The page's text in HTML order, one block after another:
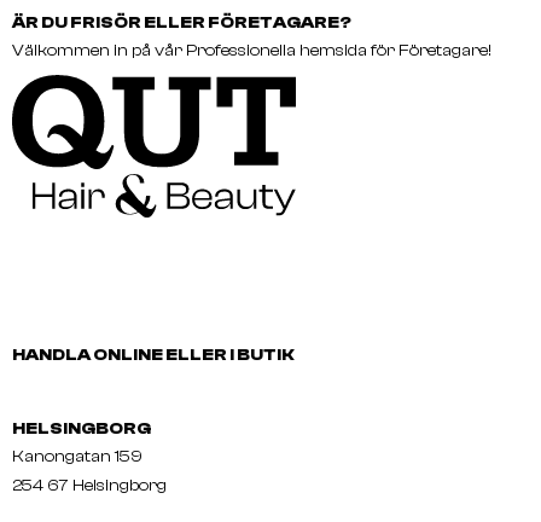
ÄR DU FRISÖR ELLER FÖRETAGARE?
Välkommen in på vår Professionella hemsida för Företagare!
HANDLA ONLINE ELLER I BUTIK
HELSINGBORG
Kanongatan 159
254 67 Helsingborg